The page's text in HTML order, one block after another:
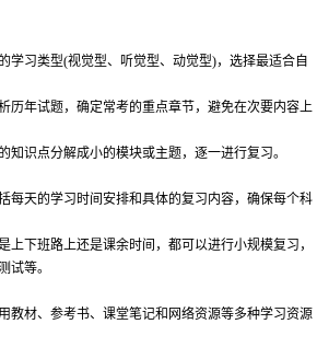
习类型(视觉型、听觉型、动觉型)，选择最适合自
年试题，确定常考的重点章节，避免在次要内容上
识点分解成小的模块或主题，逐一进行复习。
天的学习时间安排和具体的复习内容，确保每个科
下班路上还是课余时间，都可以进行小规模复习，
试等。
材、参考书、课堂笔记和网络资源等多种学习资源